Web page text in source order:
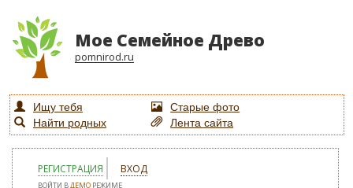
Мое Семейное Древо
pomnirod.ru
Ищу тебя
Старые фото
Найти родных
Лента сайта
РЕГИСТРАЦИЯ ВХОД
ВОЙТИ ВДЕМО РЕЖИМЕ